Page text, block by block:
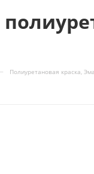
Полиуретановая краска,